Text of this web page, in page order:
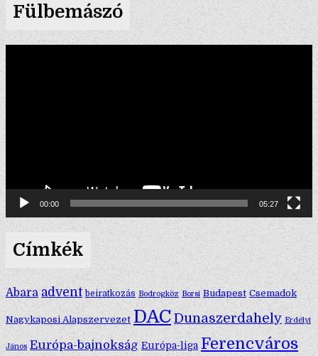
Fülbemászó
Videólejátszó
00:00 05:27
Címkék
Abara advent beiratkozás Bodrogköz Borsi Budapest Csemadok
Nagykaposi Alapszervezet DACDunaszerdahely Erdélyi
János Európa-bajnokság Európa-liga Ferencváros